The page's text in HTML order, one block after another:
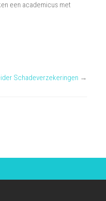
Beleidsadviseur
een academicus met
Schadeverzekeringen →